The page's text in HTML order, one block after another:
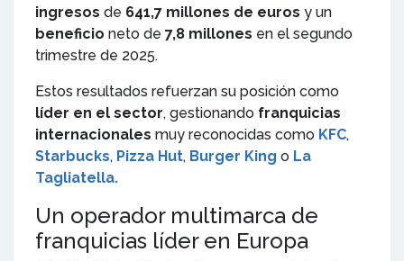
ingresos de 641,7 millones de euros y un
beneficio neto de 7,8 millones en el segundo
trimestre de 2025.
Estos resultados refuerzan su posición como
líder en el sector, gestionando franquicias
internacionales muy reconocidas como KFC,
Starbucks, Pizza Hut, Burger King o La
Tagliatella.
Un operador multimarca de
franquicias líder en Europa